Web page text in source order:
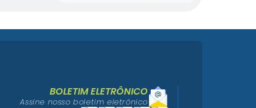
BOLETIM ELETRÔNICO
Assine nosso boletim eletrônico